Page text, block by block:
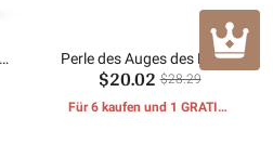
Perle des Auges des Lichts
$20.02 $28.29
Für 6 kaufen und 1 GRATIS-